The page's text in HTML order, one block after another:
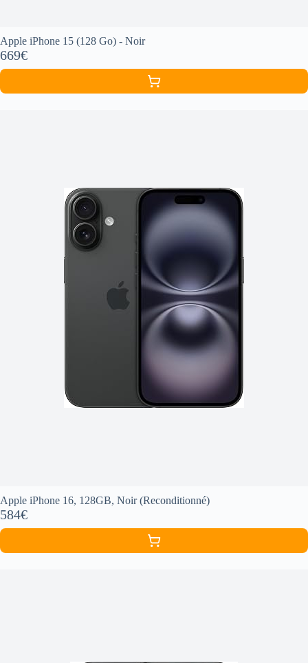
Apple iPhone 15 (128 Go) - Noir
669€
Apple iPhone 16, 128GB, Noir (Reconditionné)
584€